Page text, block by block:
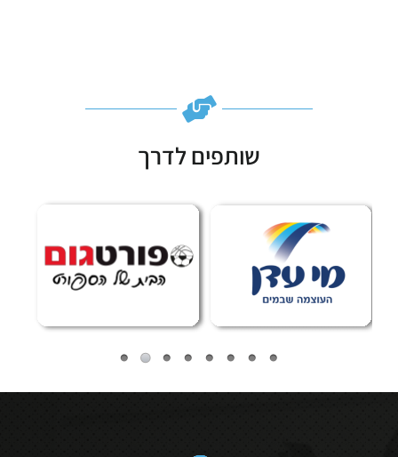
Subscribe
שותפים לדרך